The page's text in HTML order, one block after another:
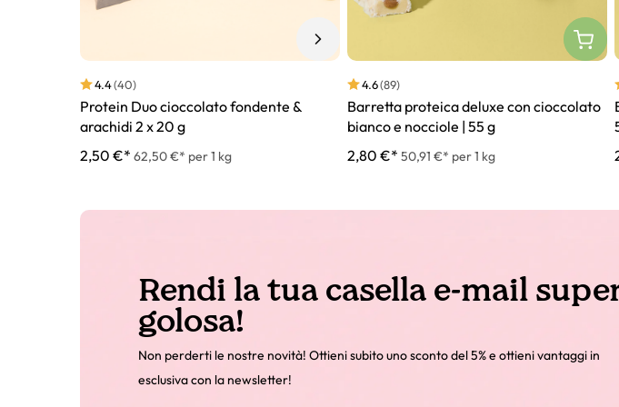
4.4(40)
Protein Duo cioccolato fondente &
arachidi 2 x 20 g
2,50 €* 62,50 €* per 1 kg
4.6(89)
Barretta proteica deluxe con cioccolato
bianco e nocciole | 55 g
2,80 €* 50,91 €* per 1 kg
Rendi la tua casella e-mail
golosa!
Non perderti le nostre novità! Ottieni subito uno sconto del 5% e ottieni vantaggi in
esclusiva con la newsletter!